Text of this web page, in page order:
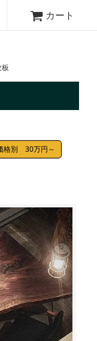
カート
格別 30万円～